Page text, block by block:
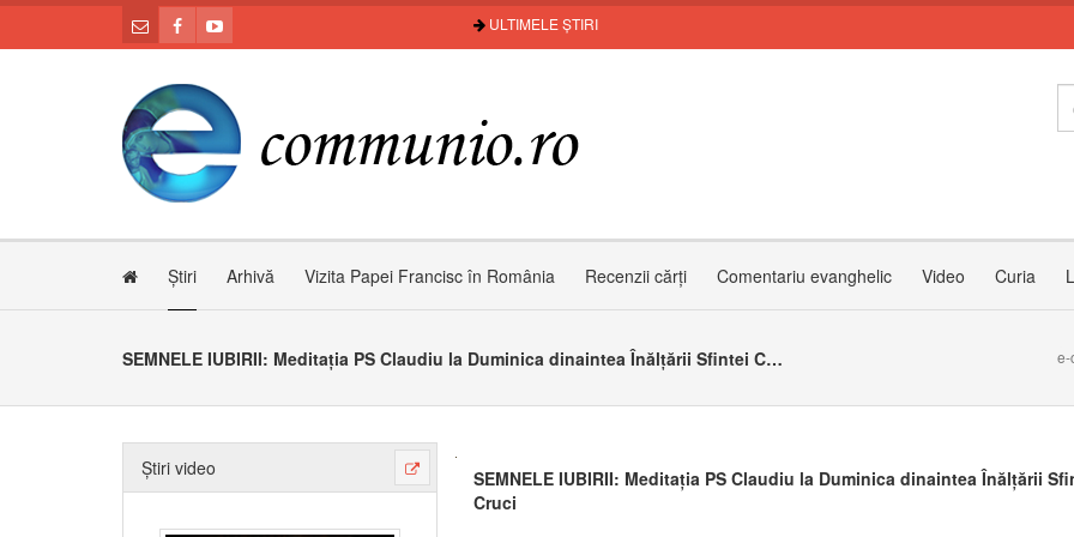
ULTIMELE ȘTIRI
Știri Arhivă Vizita Papei Francisc în România Recenzii cărți Comentariu evanghelic Video Curia
SEMNELE IUBIRII: Meditația PS Claudiu la Duminica dinaintea Înălțării Sfintei Cruci e-
Știri video
SEMNELE IUBIRII: Meditația PS Claudiu la Duminica dinaintea Înălțării
Cruci